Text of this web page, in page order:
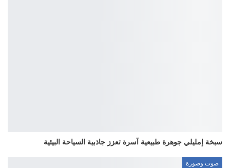
سبخة إمليلي جوهرة طبيعية آسرة تعزز جاذبية السياحة البيئية
صوت وصورة